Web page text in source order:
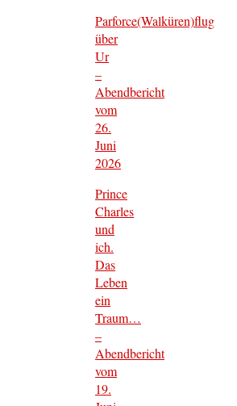
Parforce(Walküren)flug
über
Ur
–
Abendbericht
vom
26.
Juni
2026
Prince
Charles
und
ich.
Das
Leben
ein
Traum…
–
Abendbericht
vom
19.